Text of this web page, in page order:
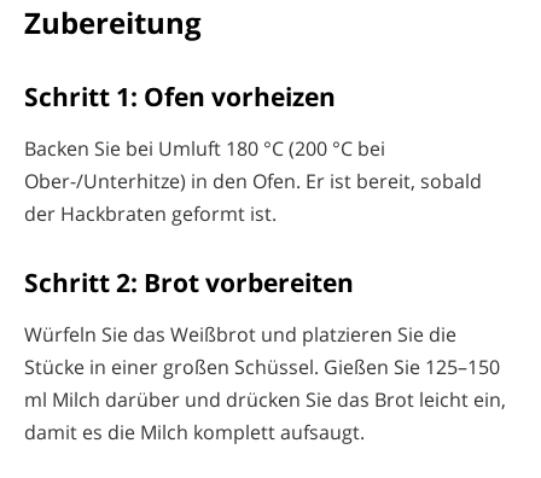
Zubereitung
Schritt 1: Ofen vorheizen
Backen Sie bei Umluft 180 °C (200 °C bei
Ober-/Unterhitze) in den Ofen. Er ist bereit, sobald
der Hackbraten geformt ist.
Schritt 2: Brot vorbereiten
Würfeln Sie das Weißbrot und platzieren Sie die
Stücke in einer großen Schüssel. Gießen Sie 125–150
ml Milch darüber und drücken Sie das Brot leicht ein,
damit es die Milch komplett aufsaugt.